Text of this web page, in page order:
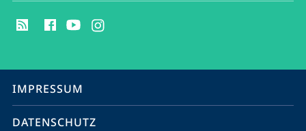
Media
Service-
Navigation
IMPRESSUM
DATENSCHUTZ